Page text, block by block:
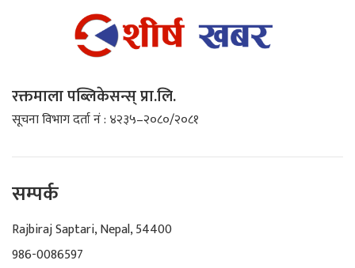
रक्तमाला पब्लिकेसन्स् प्रा.लि.
सूचना विभाग दर्ता नं : ४२३५–२०८०/२०८१
सम्पर्क
Rajbiraj Saptari, Nepal, 54400
986-0086597